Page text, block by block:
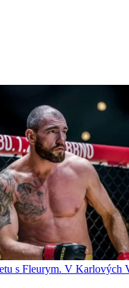
s Fleurym. V Karlových